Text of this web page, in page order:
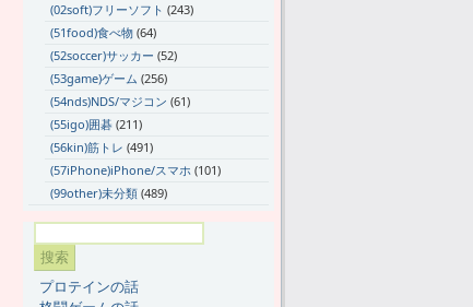
(02soft)フリーソフト (243)
(51food)食べ物 (64)
(52soccer)サッカー (52)
(53game)ゲーム (256)
(54nds)NDS/マジコン (61)
(55igo)囲碁 (211)
(56kin)筋トレ (491)
(57iPhone)iPhone/スマホ (101)
(99other)未分類 (489)
プロテインの話